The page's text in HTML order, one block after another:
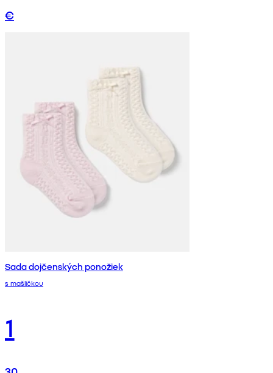
€
Sada dojčenských ponožiek
s mašličkou
1